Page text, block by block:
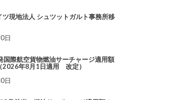
ツ現地法人 シュツットガルト事務所移
日
国際航空貨物燃油サーチャージ適用額
2026年8月1日適用 改定）
日